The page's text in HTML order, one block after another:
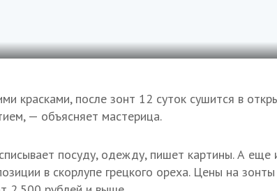
красками, после зонт 12 суток сушится в
— объясняет мастерица.
посуду, одежду, пишет картины. А еще
в скорлупе грецкого ореха. Цены на